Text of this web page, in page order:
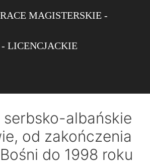
MAGISTERSKIE -
LICENCJACKIE
serbsko-albańskie
od zakończenia
do 1998 roku